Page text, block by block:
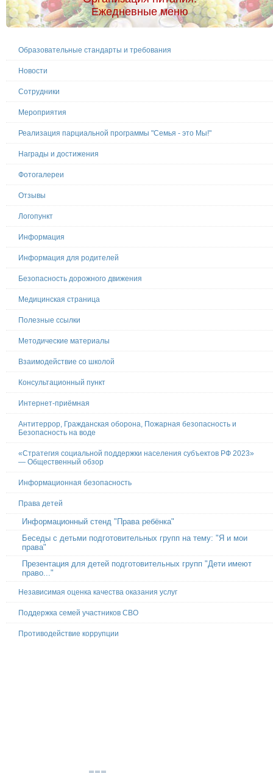
Ежедневные меню
Образовательные стандарты и требования
Новости
Сотрудники
Мероприятия
Реализация парциальной программы "Семья - это Мы!"
Награды и достижения
Фотогалереи
Отзывы
Логопункт
Информация
Информация для родителей
Безопасность дорожного движения
Медицинская страница
Полезные ссылки
Методические материалы
Взаимодействие со школой
Консультационный пункт
Интернет-приёмная
Антитеррор, Гражданская оборона, Пожарная безопасность и
Безопасность на воде
«Стратегия социальной поддержки населения субъектов РФ 2023»
— Общественный обзор
Информационная безопасность
Права детей
Информационный стенд "Права ребёнка"
Беседы с детьми подготовительных групп на тему: "Я и мои
права"
Презентация для детей подготовительных групп "Дети имеют
право..."
Независимая оценка качества оказания услуг
Поддержка семей участников СВО
Противодействие коррупции